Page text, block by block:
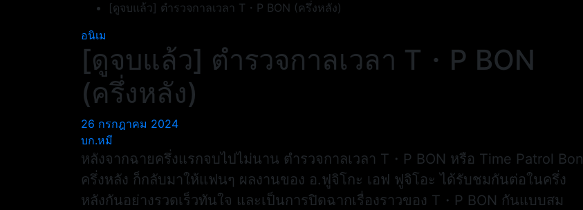
[ดูจบแล้ว] ตำรวจกาลเวลา T・P BON (ครึ่งหลัง)
อนิเม
[ดูจบแล้ว] ตำรวจกาลเวลา T・P BON
(ครึ่งหลัง)
26 กรกฎาคม 2024
บก.หมี
หลังจากฉายครึ่งแรกจบไปไม่นาน ตำรวจกาลเวลา T・P BON หรือ Time Patrol Bon
ครึ่งหลัง ก็กลับมาให้แฟนๆ ผลงานของ อ.ฟูจิโกะ เอฟ ฟูจิโอะ ได้รับชมกันต่อในครึ่ง
หลังกันอย่างรวดเร็วทันใจ และเป็นการปิดฉากเรื่องราวของ T・P BON กันแบบสม